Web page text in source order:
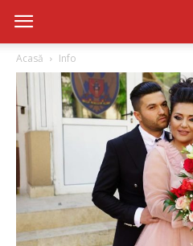
Acasă Info